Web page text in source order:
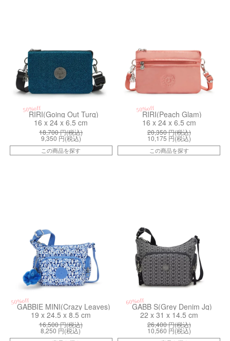
50%off
RIRI(Going Out Turq)
16 x 24 x 6.5 cm
18,700円(税込)
9,350 円(税込)
この商品を探す
50%off
RIRI(Peach Glam)
16 x 24 x 6.5 cm
20,350円(税込)
10,175 円(税込)
この商品を探す
50%off
GABBIE MINI(Crazy Leaves)
19 x 24.5 x 8.5 cm
16,500円(税込)
8,250 円(税込)
60%off
GABB S(Grey Denim Jq)
22 x 31 x 14.5 cm
26,400円(税込)
10,560 円(税込)